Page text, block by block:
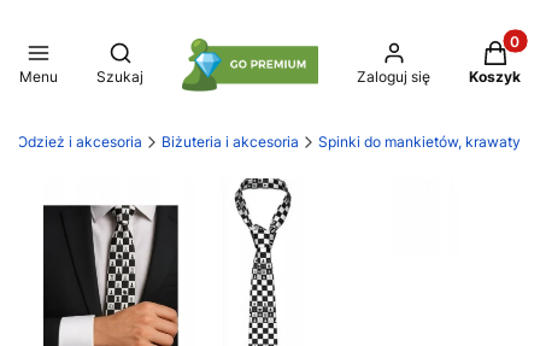
Menu
Otwórz wyszukiwarkę
Szukaj Zaloguj się Koszyk
Odzież i akcesoria Biżuteria i akcesoria Spinki do mankietów, krawaty